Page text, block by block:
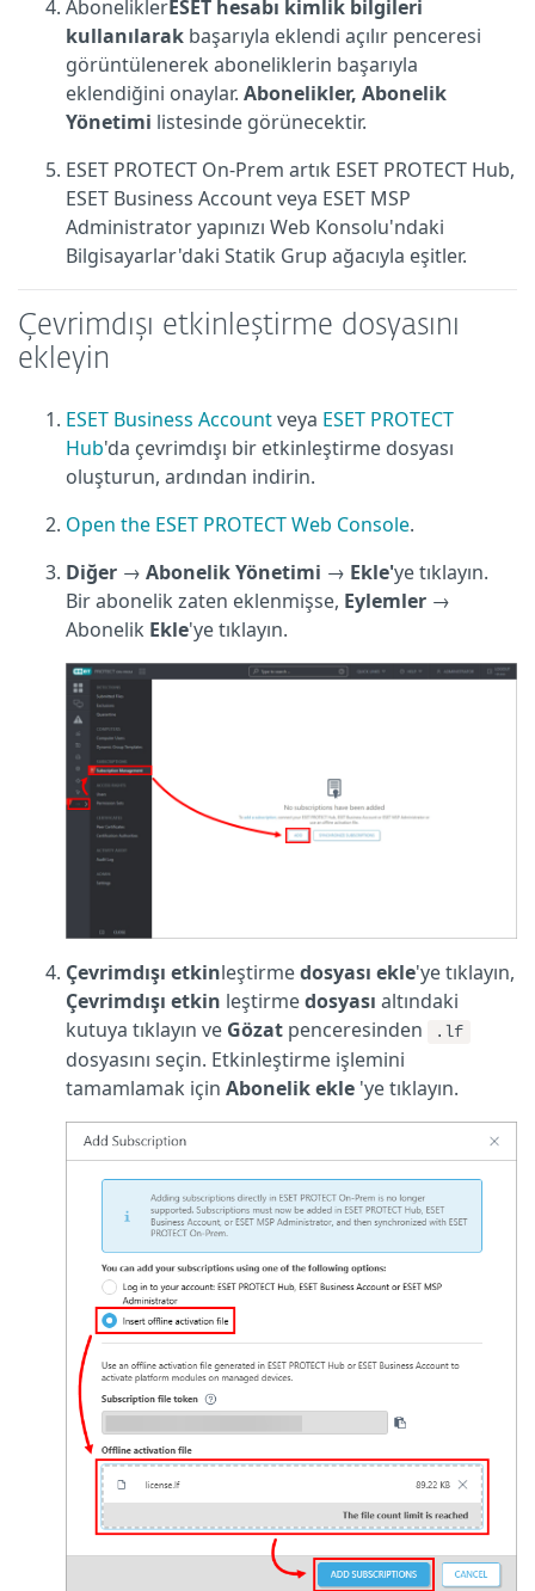
AboneliklerESET hesabı kimlik bilgileri
kullanılarak başarıyla eklendi açılır penceresi
görüntülenerek aboneliklerin başarıyla
eklendiğini onaylar. Abonelikler, Abonelik
Yönetimi listesinde görünecektir.
ESET PROTECT On-Prem artık ESET PROTECT Hub,
ESET Business Account veya ESET MSP
Administrator yapınızı Web Konsolu'ndaki
Bilgisayarlar'daki Statik Grup ağacıyla eşitler.
Çevrimdışı etkinleştirme dosyasını
ekleyin
ESET Business Accountveya ESET PROTECT
Hub'da çevrimdışı bir etkinleştirme dosyası
oluşturun, ardından indirin.
Open the ESET PROTECT Web Console.
Diğer → Abonelik Yönetimi → Ekle'ye tıklayın.
Bir abonelik zaten eklenmişse, Eylemler →
Abonelik Ekle'ye tıklayın.
Çevrimdışı etkinleştirmedosyası ekle'ye tıklayın,
Çevrimdışı etkin leştirmedosyası altındaki
kutuya tıklayın ve Gözat penceresinden .lf
dosyasını seçin. Etkinleştirme işlemini
tamamlamak için Abonelik ekle 'ye tıklayın.